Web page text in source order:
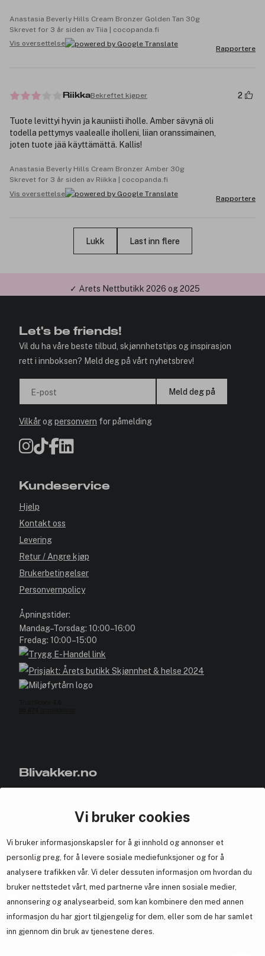
Vi bruker cookies
Vi bruker informasjonskapsler for å gi innhold og annonser et
personlig preg, for å levere sosiale mediefunksjoner og for å
analysere trafikken vår. Vi deler dessuten informasjon om hvordan du
bruker nettstedet vårt, med partnerne våre innen sosiale medier,
annonsering og analysearbeid, som kan kombinere den med annen
informasjon du har gjort tilgjengelig for dem, eller som de har samlet
inn gjennom din bruk av tjenestene deres.
Anastasia Beverly Hills Cream Bronzer Golden Tan 30g
Skrevet for 3 år siden av Tiia | cocopanda.fi
Vis oversettelse
Rapportere
RiikkaBekreftet kjøper 2
Tuote levittyi hyvin ja kauniisti iholle. Amber sävynä oli
todella pettymys vaalealle iholleni, liian oranssimainen,
joten tuote jää käyttämättä. Kallis!
Anastasia Beverly Hills Cream Bronzer Amber 30g
Skrevet for 3 år siden av Riikka | cocopanda.fi
Vis oversettelse
Rapportere
Lukk Last inn flere
✓ Årets Nettbutikk 2026 og 2025
Let's be friends!
Vil du ha våre beste tilbud, skjønnhetstips og inspirasjon
rett i innboksen? Meld deg på vårt nyhetsbrev!
E-post Meld deg på
Vilkårogpersonvern for påmelding
Kundeservice
Hjelp
Kontakt oss
Levering
Retur / Angre kjøp
Brukerbetingelser
Personvernpolicy
Åpningstider:
Mandag–Torsdag: 10:00–16:00
Fredag: 10:00–15:00
Blivakker.no
Bli medlem helt gratis - få poeng og eksklusive rabattkoder.
Samarbeid med oss
En del avBrandsdal Group AS